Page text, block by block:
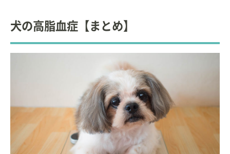
犬の高脂血症【まとめ】